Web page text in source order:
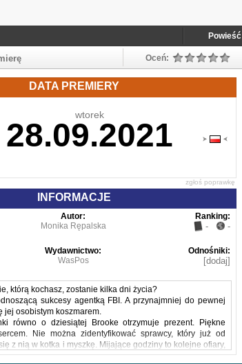
Powieść
Oceń:
DATA PREMIERY
wtorek
28.09.2021
zgłoś poprawkę
INFORMACJE
Autor:
Monika Rępalska
Ranking:
- -
Wydawnictwo:
WasPos
Odnośniki:
[dodaj]
którą kochasz, zostanie kilka dni życia?
sukcesy agentką FBI. A przynajmniej do pewnej
jej osobistym koszmarem.
równo o dziesiątej Brooke otrzymuje prezent. Piękne
Nie można zidentyfikować sprawcy, który już od
z nią w kotka i myszkę. Mijające godziny to kolejne ofiary,
zbliża się do rozwiązania sprawy. Czternasty lutego, dzień